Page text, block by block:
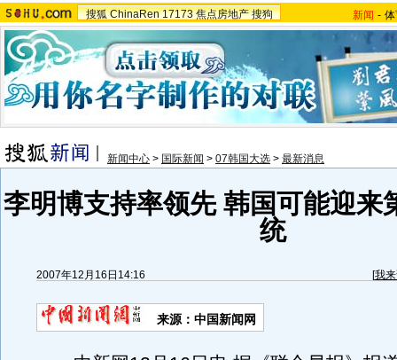
搜狐 ChinaRen 17173 焦点房地产 搜狗 新闻 -
新闻中心 > 国际新闻 > 07韩国大选 > 最新消息
李明博支持率领先 韩国可能迎来
统
2007年12月16日14:16 [我
来源：中国新闻网